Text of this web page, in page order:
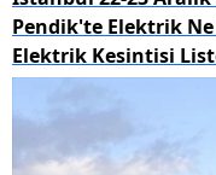
Pendik'te Elektrik
Elektrik Kesintisi